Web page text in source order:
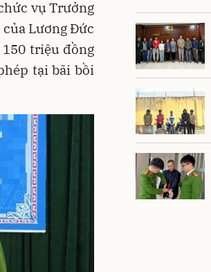
vụ Trưởng
của Lương Đức
150 triệu đồng
tại bãi bồi